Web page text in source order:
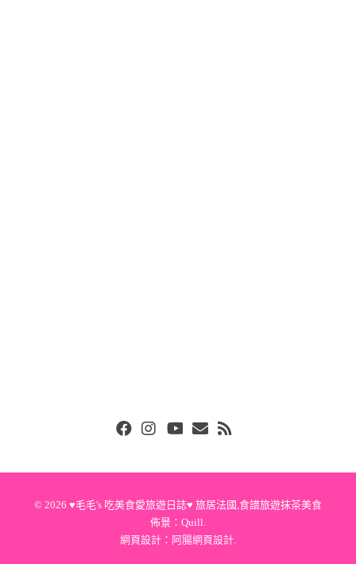
© 2026 ♥毛毛's 吃美食愛旅遊日誌♥ 旅居法國,食譜旅遊抹茶美食
佈景： Quill
網頁設計： 阿腸網頁設計